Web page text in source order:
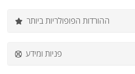
ההורדות הפופולריות ביותר
פניות ומידע